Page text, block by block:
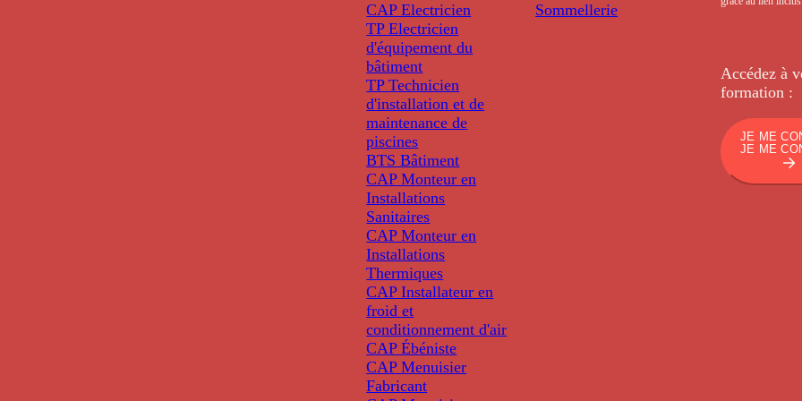
CAP Electricien
TP Electricien
d'équipement du
bâtiment
TP Technicien
d'installation et de
maintenance de
piscines
BTS Bâtiment
CAP Monteur en
Installations
Sanitaires
CAP Monteur en
Installations
Thermiques
CAP Installateur en
froid et
conditionnement d'air
CAP Ébéniste
CAP Menuisier
Fabricant
Sommellerie
Accédez à
formation :
JE ME
JE ME